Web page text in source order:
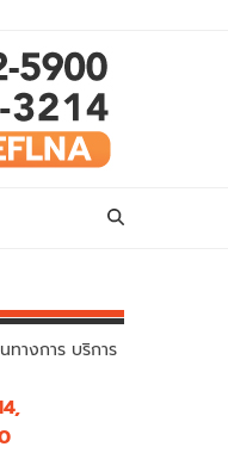
างการ บริการ